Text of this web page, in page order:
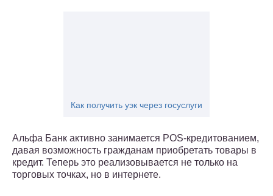
Как получить уэк через госуслуги
Альфа Банк активно занимается POS-кредитованием,
давая возможность гражданам приобретать товары в
кредит. Теперь это реализовывается не только на
торговых точках, но в интернете.